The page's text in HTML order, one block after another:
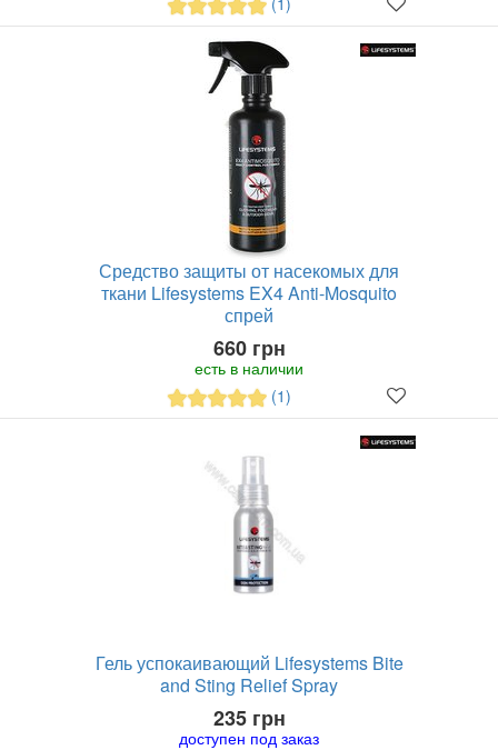
Средство защиты от насекомых для
ткани Lifesystems EX4 Anti-Mosquito
спрей
660 грн
есть в наличии
(1)
Гель успокаивающий Lifesystems Bite
and Sting Relief Spray
235 грн
доступен под заказ